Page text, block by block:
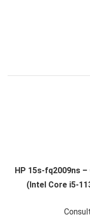
HP 15s-fq2009ns
(Intel Core i5-